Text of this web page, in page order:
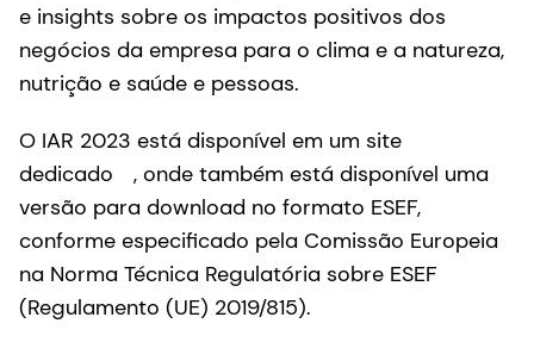
e insights sobre os impactos positivos dos
negócios da empresa para o clima e a natureza,
nutrição e saúde e pessoas.
O IAR 2023 está disponível em um site
dedicado
, onde também está disponível uma
versão para download no formato ESEF,
conforme especificado pela Comissão Europeia
na Norma Técnica Regulatória sobre ESEF
(Regulamento (UE) 2019/815).